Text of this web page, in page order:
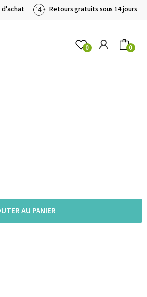
d'achat Retours gratuits sous 14 jours
0 0
AU PANIER